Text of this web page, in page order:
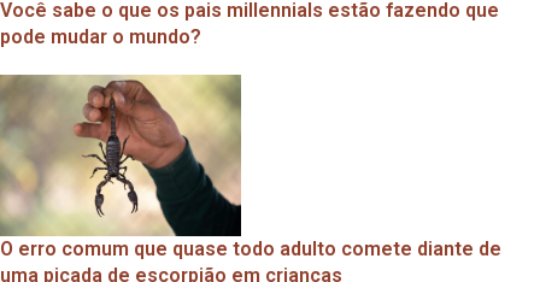
Você sabe o que os pais millennials estão fazendo que
pode mudar o mundo?
O erro comum que quase todo adulto comete diante de
uma picada de escorpião em crianças